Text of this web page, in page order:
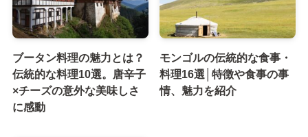
ブータン料理の魅力とは？
伝統的な料理10選。唐辛子
×チーズの意外な美味しさ
に感動
モンゴルの伝統的な食事・
料理16選│特徴や食事の事
情、魅力を紹介